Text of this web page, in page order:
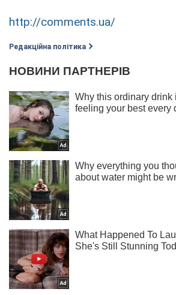
http://comments.ua/
Редакційна політика